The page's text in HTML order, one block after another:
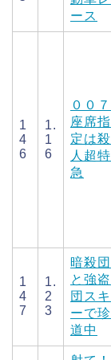
ース
1
4
6
1.
1
6
００７
座席指
定は殺
人超特
急
1
4
7
1.
2
3
暗殺団
と強盗
団スキ
ーで珍
道中